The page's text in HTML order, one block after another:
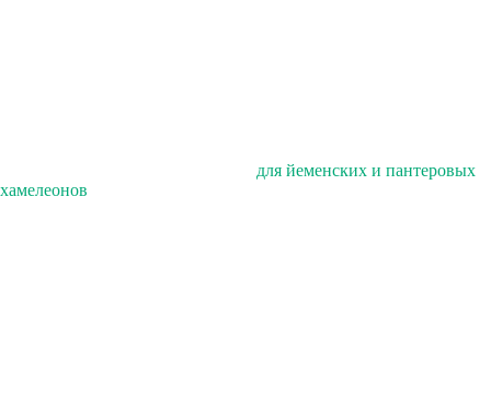
для йеменских и пантеровых
хамелеонов